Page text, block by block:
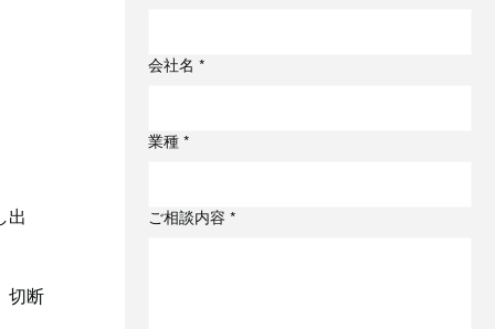
出
切断
会社名 *
業種 *
ご相談内容 *